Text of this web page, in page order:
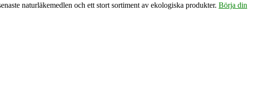
naturläkemedlen och ett stort sortiment av ekologiska produkter. Börja din